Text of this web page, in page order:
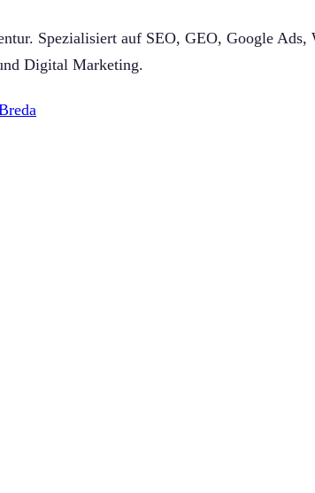
Spezialisiert auf SEO, GEO, Google
Digital Marketing.